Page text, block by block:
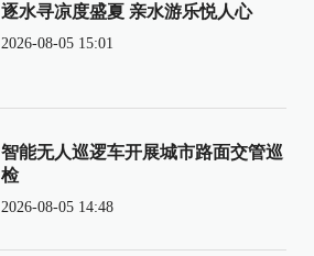
逐水寻凉度盛夏 亲水游乐悦人心
2026-08-05 15:01
智能无人巡逻车开展城市路面交管巡
检
2026-08-05 14:48